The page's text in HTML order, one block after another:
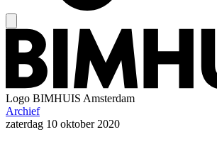
Logo BIMHUIS Amsterdam
Archief
zaterdag 10 oktober 2020